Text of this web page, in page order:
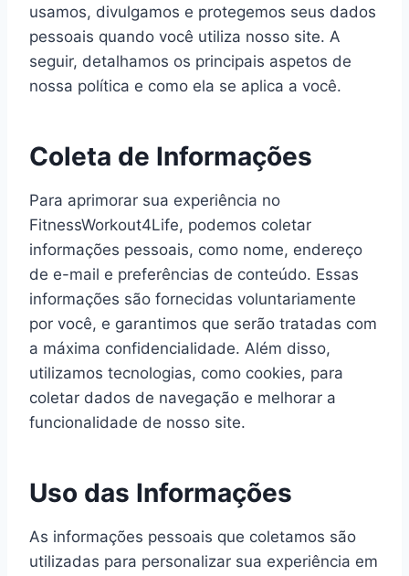
usamos, divulgamos e protegemos seus dados
pessoais quando você utiliza nosso site. A
seguir, detalhamos os principais aspetos de
nossa política e como ela se aplica a você.
Coleta de Informações
Para aprimorar sua experiência no
FitnessWorkout4Life, podemos coletar
informações pessoais, como nome, endereço
de e-mail e preferências de conteúdo. Essas
informações são fornecidas voluntariamente
por você, e garantimos que serão tratadas com
a máxima confidencialidade. Além disso,
utilizamos tecnologias, como cookies, para
coletar dados de navegação e melhorar a
funcionalidade de nosso site.
Uso das Informações
As informações pessoais que coletamos são
utilizadas para personalizar sua experiência em